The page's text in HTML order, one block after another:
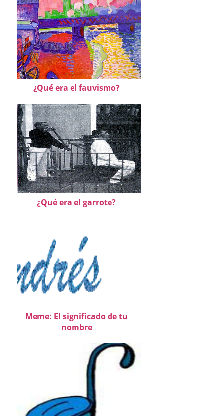
¿Qué era el fauvismo?
¿Qué era el garrote?
Meme: El significado de tu
nombre